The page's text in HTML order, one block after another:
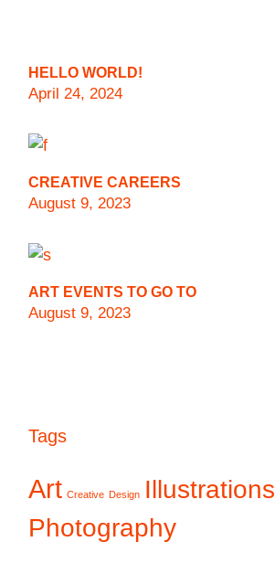
HELLO WORLD!
April 24, 2024
CREATIVE CAREERS
August 9, 2023
ART EVENTS TO GO TO
August 9, 2023
Tags
Art Creative Design Illustrations
Photography